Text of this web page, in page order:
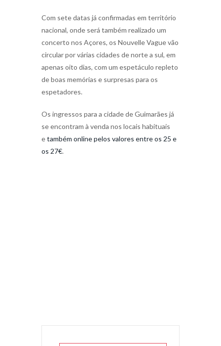
Com sete datas já confirmadas em território
nacional, onde será também realizado um
concerto nos Açores, os Nouvelle Vague vão
circular por várias cidades de norte a sul, em
apenas oito dias, com um espetáculo repleto
de boas memórias e surpresas para os
espetadores.
Os ingressos para a cidade de Guimarães já
se encontram à venda nos locais habituais
etambém online pelos valores entre os 25 e
os 27€.